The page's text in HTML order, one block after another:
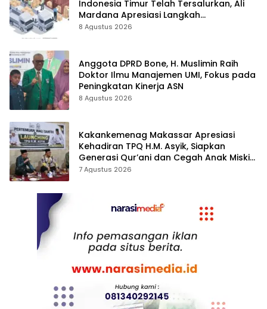
Indonesia Timur Telah Tersalurkan, Ali
Mardana Apresiasi Langkah
Penyelesaian PT Afid Logistik dan PT
8 Agustus 2026
Anggota DPRD Bone, H. Muslimin Raih
Doktor Ilmu Manajemen UMI, Fokus pada
Peningkatan Kinerja ASN
8 Agustus 2026
Kakankemenag Makassar Apresiasi
Kehadiran TPQ H.M. Asyik, Siapkan
Generasi Qur’ani dan Cegah Anak Miskin
Spiritualitas
7 Agustus 2026